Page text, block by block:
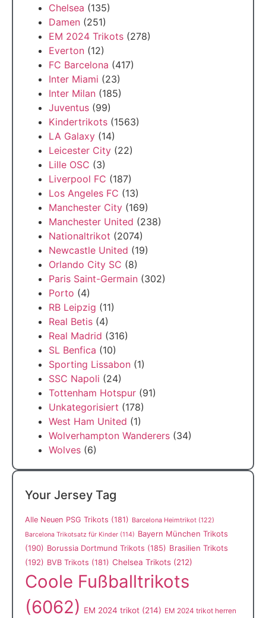
Chelsea (135)
Damen (251)
EM 2024 Trikots (278)
Everton (12)
FC Barcelona (417)
Inter Miami (23)
Inter Milan (185)
Juventus (99)
Kindertrikots (1563)
LA Galaxy (14)
Leicester City (22)
Lille OSC (3)
Liverpool FC (187)
Los Angeles FC (13)
Manchester City (169)
Manchester United (238)
Nationaltrikot (2074)
Newcastle United (19)
Orlando City SC (8)
Paris Saint-Germain (302)
Porto (4)
RB Leipzig (11)
Real Betis (4)
Real Madrid (316)
SL Benfica (10)
Sporting Lissabon (1)
SSC Napoli (24)
Tottenham Hotspur (91)
Unkategorisiert (178)
West Ham United (1)
Wolverhampton Wanderers (34)
Wolves (6)
Your Jersey Tag
Alle Neuen PSG Trikots (181) Barcelona Heimtrikot (122)
Barcelona Trikotsatz für Kinder (114) Bayern München Trikots
(190) Borussia Dortmund Trikots (185) Brasilien Trikots
(192) BVB Trikots (181) Chelsea Trikots (212)
Coole Fußballtrikots
(6062) EM 2024 trikot (214) EM 2024 trikot herren